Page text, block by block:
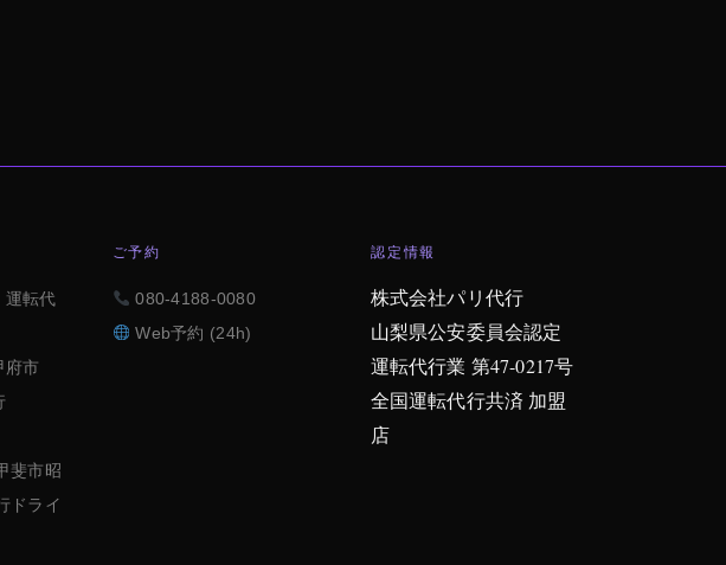
転代
府市
斐市昭
ドライ
ご予約
080-4188-0080
Web予約 (24h)
認定情報
株式会社パリ代行
山梨県公安委員会認定
運転代行業 第47-0217号
全国運転代行共済 加盟
店